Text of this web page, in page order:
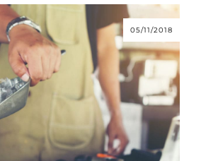
05/11/2018